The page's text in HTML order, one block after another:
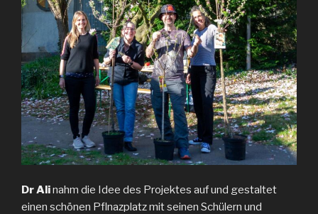
Dr Alinahm die Idee des Projektes auf und gestaltet
einen schönen Pflnazplatz mit seinen Schülern und